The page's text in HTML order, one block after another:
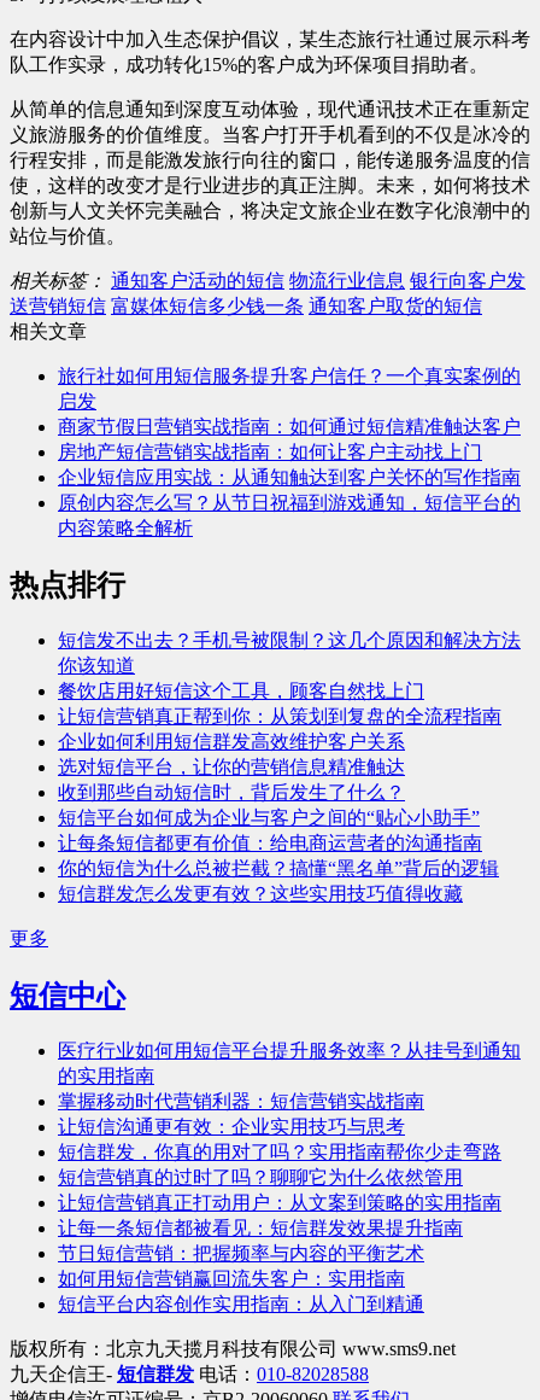
在内容设计中加入生态保护倡议，某生态旅行社通过展示科考
队工作实录，成功转化15%的客户成为环保项目捐助者。
从简单的信息通知到深度互动体验，现代通讯技术正在重新定
义旅游服务的价值维度。当客户打开手机看到的不仅是冰冷的
行程安排，而是能激发旅行向往的窗口，能传递服务温度的信
使，这样的改变才是行业进步的真正注脚。未来，如何将技术
创新与人文关怀完美融合，将决定文旅企业在数字化浪潮中的
站位与价值。
相关标签： 通知客户活动的短信 物流行业信息 银行向客户发
送营销短信 富媒体短信多少钱一条 通知客户取货的短信
相关文章
旅行社如何用短信服务提升客户信任？一个真实案例的
启发
商家节假日营销实战指南：如何通过短信精准触达客户
房地产短信营销实战指南：如何让客户主动找上门
企业短信应用实战：从通知触达到客户关怀的写作指南
原创内容怎么写？从节日祝福到游戏通知，短信平台的
内容策略全解析
热点排行
短信发不出去？手机号被限制？这几个原因和解决方法
你该知道
餐饮店用好短信这个工具，顾客自然找上门
让短信营销真正帮到你：从策划到复盘的全流程指南
企业如何利用短信群发高效维护客户关系
选对短信平台，让你的营销信息精准触达
收到那些自动短信时，背后发生了什么？
短信平台如何成为企业与客户之间的“贴心小助手”
让每条短信都更有价值：给电商运营者的沟通指南
你的短信为什么总被拦截？搞懂“黑名单”背后的逻辑
短信群发怎么发更有效？这些实用技巧值得收藏
更多
短信中心
医疗行业如何用短信平台提升服务效率？从挂号到通知
的实用指南
掌握移动时代营销利器：短信营销实战指南
让短信沟通更有效：企业实用技巧与思考
短信群发，你真的用对了吗？实用指南帮你少走弯路
短信营销真的过时了吗？聊聊它为什么依然管用
让短信营销真正打动用户：从文案到策略的实用指南
让每一条短信都被看见：短信群发效果提升指南
节日短信营销：把握频率与内容的平衡艺术
如何用短信营销赢回流失客户：实用指南
短信平台内容创作实用指南：从入门到精通
版权所有：北京九天揽月科技有限公司 www.sms9.net
九天企信王- 短信群发 电话： 010-82028588